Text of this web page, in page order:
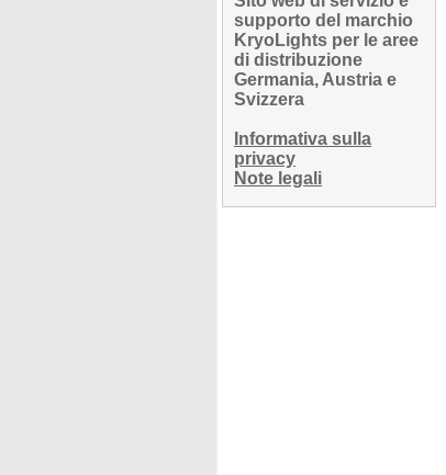
supporto del marchio
KryoLights per le aree
di distribuzione
Germania, Austria e
Svizzera
Informativa sulla
privacy
Note legali